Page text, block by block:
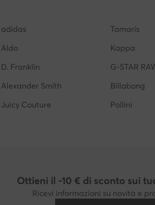
Scarpe Jenny Fairy donna Saucony
adidas Tamaris
Aldo Kappa
D. Franklin G-STAR
Alexander Smith Billabong
Juicy Couture Pollini
Ottieni il -10 € di sconto sui
Ricevi informazioni su novità e